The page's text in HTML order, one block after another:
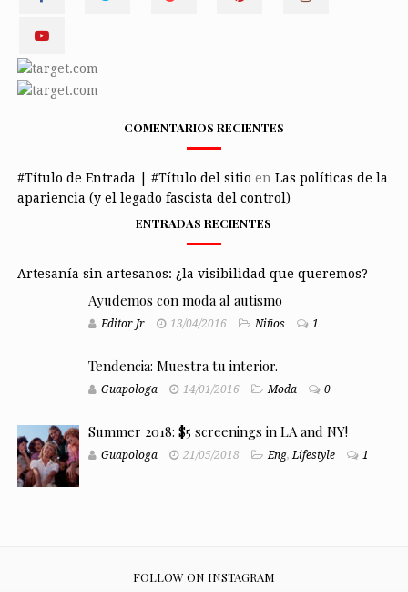
COMENTARIOS RECIENTES
#Título de Entrada | #Título del sitio en Las políticas de la
apariencia (y el legado fascista del control)
ENTRADAS RECIENTES
Artesanía sin artesanos: ¿la visibilidad que queremos?
Ayudemos con moda al autismo
Editor Jr 13/04/2016 Niños 1
Tendencia: Muestra tu interior.
Guapologa 14/01/2016 Moda 0
Summer 2018: $5 screenings in LA and NY!
Guapologa 21/05/2018 Eng, Lifestyle 1
FOLLOW ON INSTAGRAM